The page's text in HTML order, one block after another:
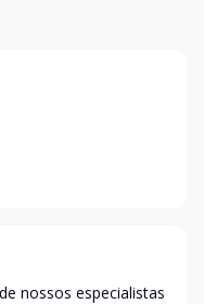
nossos especialistas